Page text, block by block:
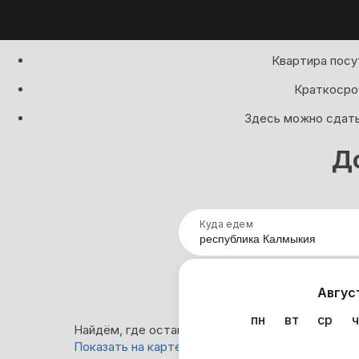
Квартира
Здесь можно
Куда едем
пн
вт ср
Найдём, где остановиться : 163 варианта
Показать на карте